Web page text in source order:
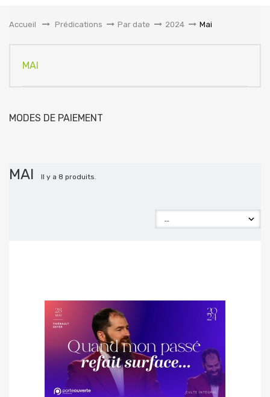
Accueil
&gt;Prédications > Par date > 2024 > Mai
MAI
MODES DE PAIEMENT
MAI Il y a 8 produits.